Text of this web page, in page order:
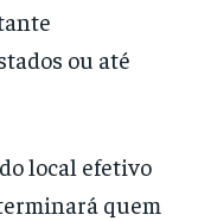
ou até
local efetivo
quem